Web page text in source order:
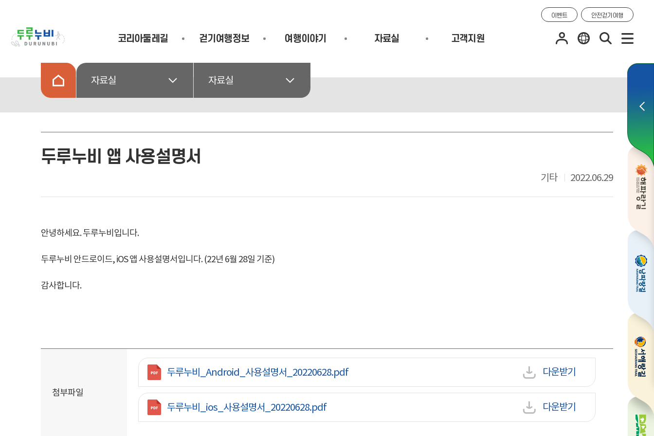
코리아둘레길 걷기여행정보 여행이야기 자료실 고객지원
이벤트 안전걷기여행
자료실 자료실
두루누비 앱 사용설명서
기타 2022.06.29
안녕하세요. 두루누비입니다.
두루누비 안드로이드, iOS 앱 사용설명서입니다. (22년 6월 28일 기준)
감사합니다.
첨부파일
두루누비_Android_사용설명서_20220628.pdf 다운받기
두루누비_ios_사용설명서_20220628.pdf 다운받기